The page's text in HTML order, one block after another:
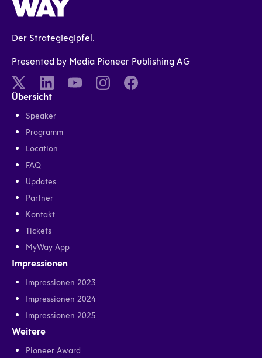
Der Strategiegipfel.
Presented by Media Pioneer Publishing AG
Übersicht
Speaker
Programm
Location
FAQ
Updates
Partner
Kontakt
Tickets
MyWay App
Impressionen
Impressionen 2023
Impressionen 2024
Impressionen 2025
Weitere
Pioneer Award